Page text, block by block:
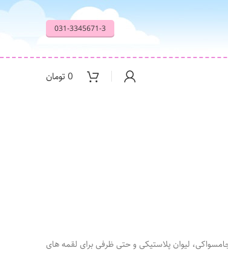
031-3345671-3
0 تومان
لیوان پلاستیکی و حتی ظرفی برای لقمه های